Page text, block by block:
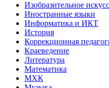
Изобразительное
Иностранные языки
Информатика и ИКТ
История
Коррекционная
Краеведение
Литература
Математика
МХК